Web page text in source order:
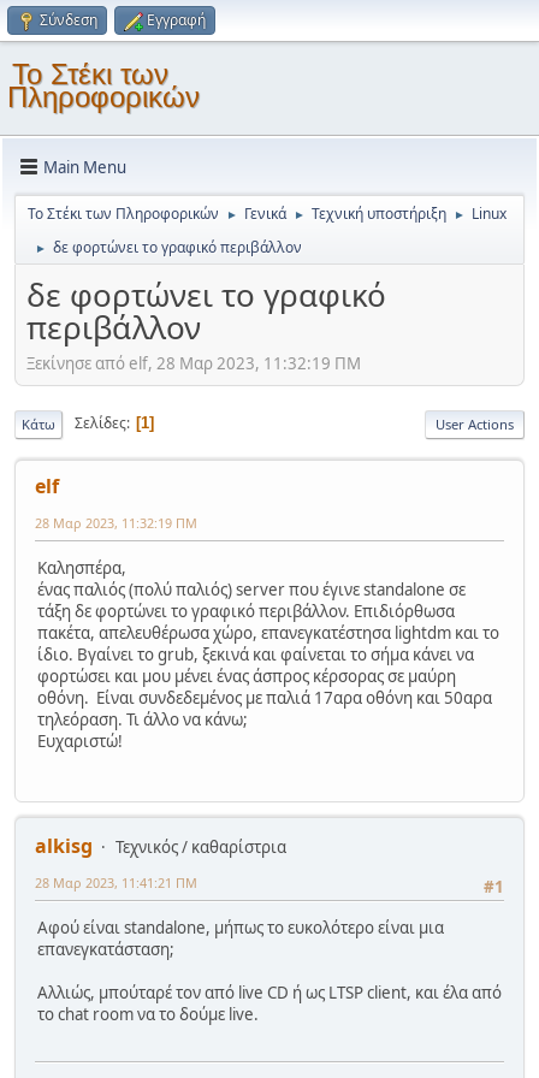
Σύνδεση Εγγραφή
Το Στέκι των
Πληροφορικών
Main Menu
Το Στέκι των Πληροφορικών ► Γενικά ► Τεχνική υποστήριξη ► Linux
► δε φορτώνει το γραφικό περιβάλλον
δε φορτώνει το γραφικό
περιβάλλον
Ξεκίνησε από elf, 28 Μαρ 2023, 11:32:19 ΠΜ
Κάτω Σελίδες 1 User Actions
elf
28 Μαρ 2023, 11:32:19 ΠΜ
Καλησπέρα,
ένας παλιός (πολύ παλιός) server που έγινε standalone σε
τάξη δε φορτώνει το γραφικό περιβάλλον. Eπιδιόρθωσα
πακέτα, απελευθέρωσα χώρο, επανεγκατέστησα lightdm και το
ίδιο. Βγαίνει το grub, ξεκινά και φαίνεται το σήμα κάνει να
φορτώσει και μου μένει ένας άσπρος κέρσορας σε μαύρη
οθόνη. Είναι συνδεδεμένος με παλιά 17αρα οθόνη και 50αρα
τηλεόραση. Τι άλλο να κάνω;
Ευχαριστώ!
alkisg
Τεχνικός / καθαρίστρια
#1
28 Μαρ 2023, 11:41:21 ΠΜ
Αφού είναι standalone, μήπως το ευκολότερο είναι μια
επανεγκατάσταση;
Αλλιώς, μπούταρέ τον από live CD ή ως LTSP client, και έλα από
το chat room να το δούμε live.